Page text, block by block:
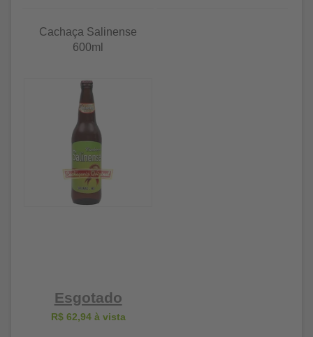
Cachaça Salinense
600ml
Esgotado
R$ 62,94à vista